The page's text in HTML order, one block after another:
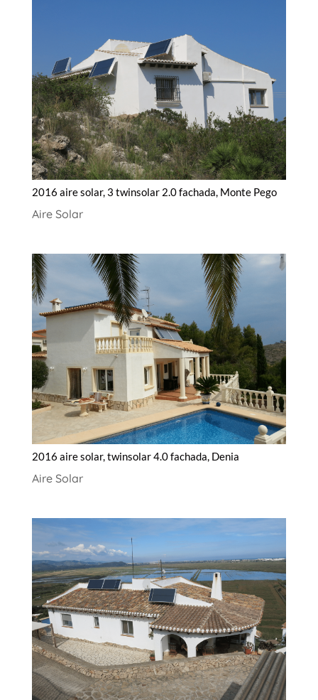
2016 aire solar, 3 twinsolar 2.0 fachada, Monte Pego
Aire Solar
2016 aire solar, twinsolar 4.0 fachada, Denia
Aire Solar